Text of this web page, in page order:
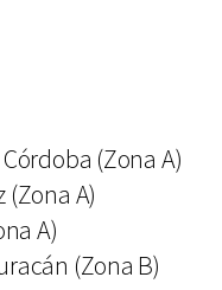
(Zona A)
A)
A)
(Zona B)